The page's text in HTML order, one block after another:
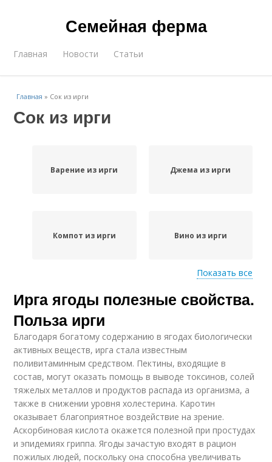
Семейная ферма
Главная Новости Статьи
Главная » Сок из ирги
Сок из ирги
Варение из ирги Джема из ирги
Компот из ирги Вино из ирги
Ирга при сахарном
диабете
Ирга для организма
Показать все
Ирга ягоды полезные свойства.
Польза ирги
Благодаря богатому содержанию в ягодах биологически
активных веществ, ирга стала известным
поливитаминным средством. Пектины, входящие в
состав, могут оказать помощь в выводе токсинов, солей
тяжелых металлов и продуктов распада из организма, а
также в снижении уровня холестерина. Каротин
оказывает благоприятное воздействие на зрение.
Аскорбиновая кислота окажется полезной при простудах
и эпидемиях гриппа. Ягоды зачастую входят в рацион
пожилых людей, поскольку она способна увеличивать